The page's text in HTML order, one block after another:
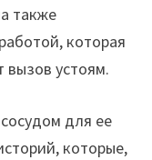
также
которая
вызов устоям.
для ее
которые,